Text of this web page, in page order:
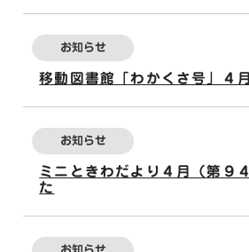
お知らせ
移動図書館「わかくさ号」４
お知らせ
ミニときわだより４月（第９
た